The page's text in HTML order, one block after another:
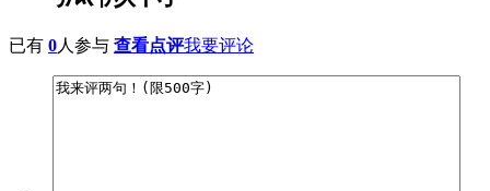
已有 0人参与 查看点评我要评论